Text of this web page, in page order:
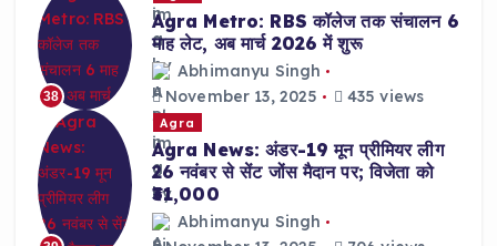
38
Agra Metro: RBS कॉलेज तक संचालन 6
माह लेट, अब मार्च 2026 में शुरू
Abhimanyu Singh
November 13, 2025
435 views
Agra
Agra News: अंडर-19 मून प्रीमियर लीग
26 नवंबर से सेंट जोंस मैदान पर; विजेता को
₹31,000
Abhimanyu Singh